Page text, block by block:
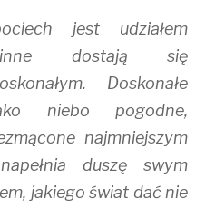
jest udziałem
inne dostają się
Doskonałe
niebo pogodne,
najmniejszym
duszę swym
jakiego świat dać nie